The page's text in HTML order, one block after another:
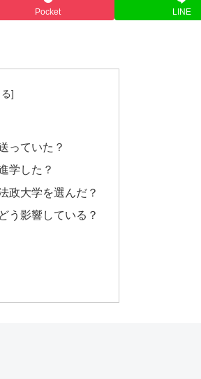
Pocket LINE
っていた？
学した？
政大学を選んだ？
う影響している？